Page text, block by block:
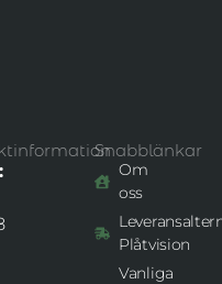
Snabblänkar
Om
oss
Plåtvision
Vanliga